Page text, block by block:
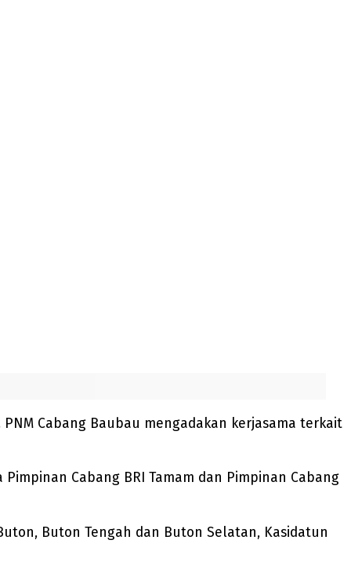
Cabang Baubau mengadakan kerjasama terkait
Cabang BRI Tamam dan Pimpinan Cabang
Buton Tengah dan Buton Selatan, Kasidatun